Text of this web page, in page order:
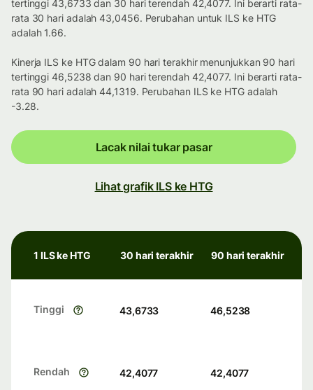
tertinggi 43,6733 dan 30 hari terendah 42,4077. Ini berarti rata-
rata 30 hari adalah 43,0456. Perubahan untuk ILS ke HTG
adalah 1.66.
Kinerja ILS ke HTG dalam 90 hari terakhir menunjukkan 90 hari
tertinggi 46,5238 dan 90 hari terendah 42,4077. Ini berarti rata-
rata 90 hari adalah 44,1319. Perubahan ILS ke HTG adalah
-3.28.
Lacak nilai tukar pasar
Lihat grafik ILS ke HTG
1 ILS ke HTG 30 hari terakhir 90 hari terakhir
Tinggi 43,6733 46,5238
Rendah 42,4077 42,4077